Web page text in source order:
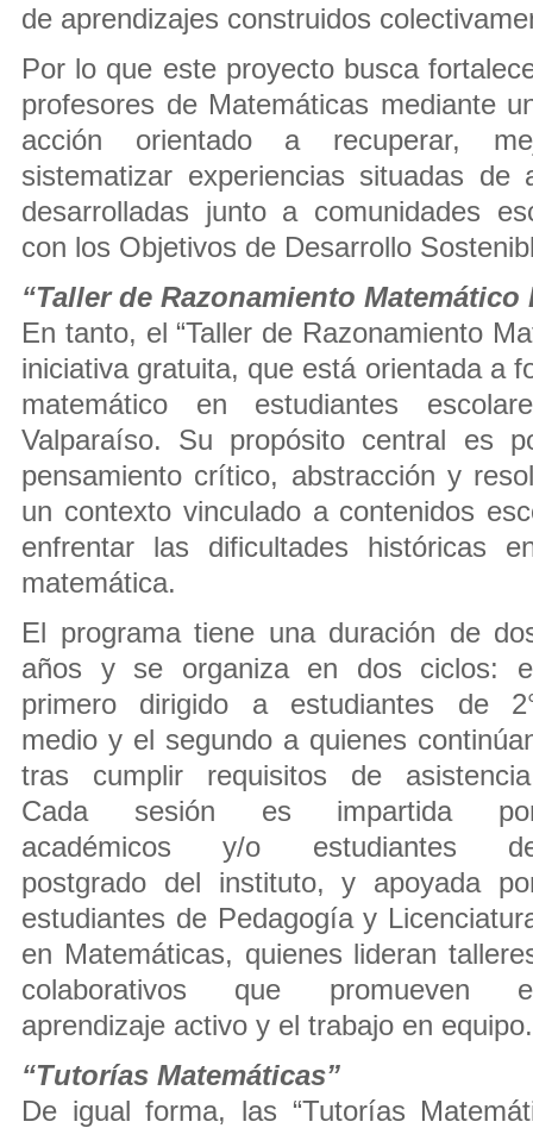
de aprendizajes construidos
Por lo que este proyecto busca
profesores de Matemáticas mediante
acción orientado a recuperar,
sistematizar experiencias situadas de
desarrolladas junto a comunidades
con los Objetivos de Desarrollo
“Taller de Razonamiento Matemático
En tanto, el “Taller de Razonamiento
iniciativa gratuita, que está orientada a
matemático en estudiantes
Valparaíso. Su propósito central es
pensamiento crítico, abstracción y
un contexto vinculado a contenidos
enfrentar las dificultades históricas
matemática.
El programa tiene una duración de
años y se organiza en dos ciclos:
primero dirigido a estudiantes de
medio y el segundo a quienes
tras cumplir requisitos de
Cada sesión es impartida
académicos y/o estudiantes
postgrado del instituto, y apoyada
estudiantes de Pedagogía y
en Matemáticas, quienes lideran
colaborativos que promueven
aprendizaje activo y el trabajo en equipo.
“Tutorías Matemáticas”
De igual forma, las “Tutorías